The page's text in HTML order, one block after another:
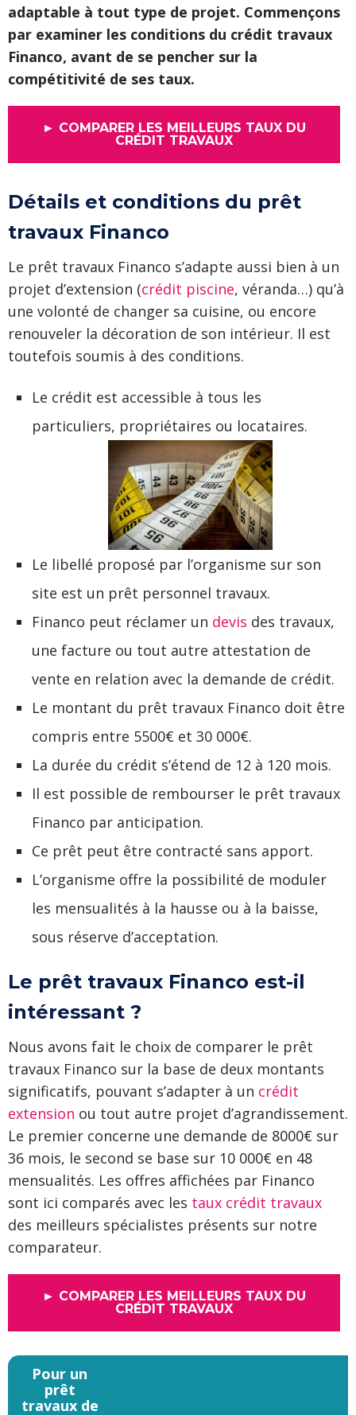
adaptable à tout type de projet. Commençons
par examiner les conditions du crédit travaux
Financo, avant de se pencher sur la
compétitivité de ses taux.
► COMPARER LES MEILLEURS TAUX DU
CRÉDIT TRAVAUX
Détails et conditions du prêt
travaux Financo
Le prêt travaux Financo s’adapte aussi bien à un
projet d’extension (crédit piscine, véranda…) qu’à
une volonté de changer sa cuisine, ou encore
renouveler la décoration de son intérieur. Il est
toutefois soumis à des conditions.
Le crédit est accessible à tous les
particuliers, propriétaires ou locataires.
Le libellé proposé par l’organisme sur son
site est un prêt personnel travaux.
Financo peut réclamer un devis des travaux,
une facture ou tout autre attestation de
vente en relation avec la demande de crédit.
Le montant du prêt travaux Financo doit être
compris entre 5500€ et 30 000€.
La durée du crédit s’étend de 12 à 120 mois.
Il est possible de rembourser le prêt travaux
Financo par anticipation.
Ce prêt peut être contracté sans apport.
L’organisme offre la possibilité de moduler
les mensualités à la hausse ou à la baisse,
sous réserve d’acceptation.
Le prêt travaux Financo est-il
intéressant ?
Nous avons fait le choix de comparer le prêt
travaux Financo sur la base de deux montants
significatifs, pouvant s’adapter à un crédit
extension ou tout autre projet d’agrandissement.
Le premier concerne une demande de 8000€ sur
36 mois, le second se base sur 10 000€ en 48
mensualités. Les offres affichées par Financo
sont ici comparés avec les taux crédit travaux
des meilleurs spécialistes présents sur notre
comparateur.
► COMPARER LES MEILLEURS TAUX DU
CRÉDIT TRAVAUX
Pour un
prêt
travaux de